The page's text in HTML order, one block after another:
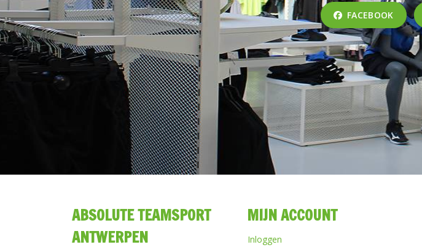
FACEBOOK
ABSOLUTE TEAMSPORT
ANTWERPEN
MIJN ACCOUNT
Inloggen